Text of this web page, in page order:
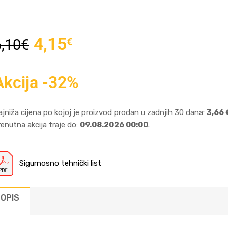
€ 4,15€
-32%
cijena po kojoj je proizvod prodan u zadnjih 30 dana: 3,66
akcija traje do: 09.08.2026 00:00.
Sigurnosno tehnički list
OPIS